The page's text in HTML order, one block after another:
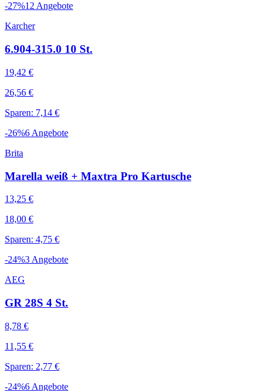
-27%12Angebote
Karcher
6.904-315.0 10 St.
19,42 €
26,56 €
Sparen: 7,14 €
-26%6 Angebote
Brita
Marella weiß + Maxtra Pro Kartusche
13,25 €
18,00 €
Sparen: 4,75 €
-24%3 Angebote
AEG
GR 28S 4 St.
8,78 €
11,55 €
Sparen: 2,77 €
-24%6 Angebote